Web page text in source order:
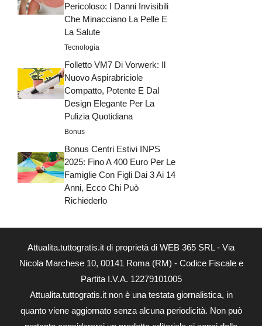
Pericoloso: I Danni Invisibili
Che Minacciano La Pelle E
La Salute
Tecnologia
Folletto VM7 Di Vorwerk: Il
Nuovo Aspirabriciole
Compatto, Potente E Dal
Design Elegante Per La
Pulizia Quotidiana
Bonus
Bonus Centri Estivi INPS
2025: Fino A 400 Euro Per Le
Famiglie Con Figli Dai 3 Ai 14
Anni, Ecco Chi Può
Richiederlo
Attualita.tuttogratis.it di proprietà di WEB 365 SRL - Via
Nicola Marchese 10, 00141 Roma (RM) - Codice Fiscale e
Partita I.V.A. 12279101005
Attualita.tuttogratis.it non è una testata giornalistica, in
quanto viene aggiornato senza alcuna periodicità. Non può